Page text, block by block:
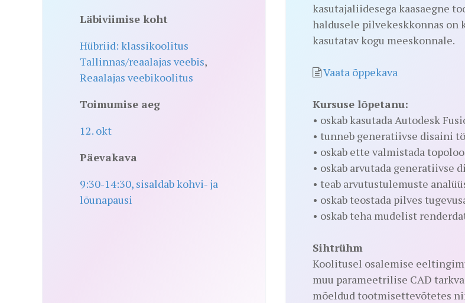
Läbiviimise koht
Hübriid: klassikoolitus
Tallinnas/reaalajas veebis,
Reaalajas veebikoolitus
Toimumise aeg
12. okt
Päevakava
9:30-14:30, sisaldab kohvi- ja
lõunapausi
kasutajaliidesega kaasaegne
haldusele pilvekeskkonnas on
kasutatav kogu meeskonnale.
Vaata õppekava
Kursuse lõpetanu:
• oskab kasutada Autodesk
• tunneb generatiivse disaini
• oskab ette valmistada
• oskab arvutada generatiivse
• teab arvutustulemuste
• oskab teostada pilves
• oskab teha mudelist
Sihtrühm
Koolitusel osalemise
muu parameetrilise CAD
mõeldud tootmisettevõtetes